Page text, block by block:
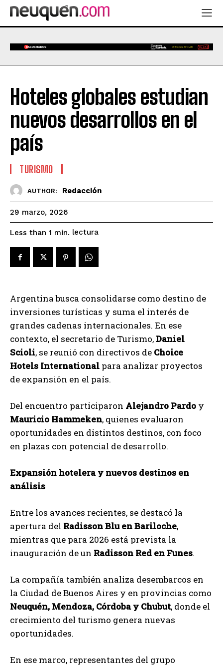
Hoteles globales estudian
nuevos desarrollos en el
país
TURISMO
AUTHOR: Redacción
29 marzo, 2026
Less than 1 min. lectura
Argentina busca consolidarse como destino de
inversiones turísticas y suma el interés de
grandes cadenas internacionales. En ese
contexto, el secretario de Turismo,Daniel
Scioli, se reunió con directivos de Choice
Hotels International para analizar proyectos
de expansión en el país.
Del encuentro participaron Alejandro Pardo y
Mauricio Hammeken, quienes evaluaron
oportunidades en distintos destinos, con foco
en plazas con potencial de desarrollo.
Expansión hotelera y nuevos destinos en
análisis
Entre los avances recientes, se destacó la
apertura del Radisson Blu en Bariloche,
mientras que para 2026 está prevista la
inauguración de un Radisson Red en Funes.
La compañía también analiza desembarcos en
la Ciudad de Buenos Aires y en provincias como
Neuquén, Mendoza, Córdoba y Chubut, donde el
crecimiento del turismo genera nuevas
oportunidades.
En ese marco, representantes del grupo